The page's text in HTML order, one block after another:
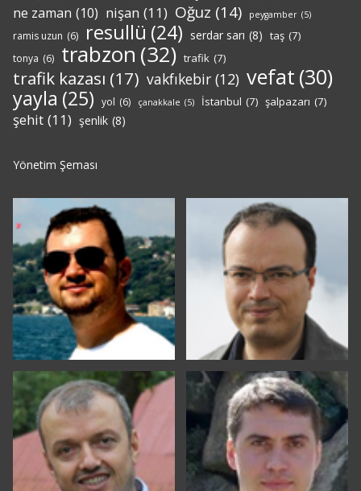
ne zaman (10) nişan (11) Oğuz (14) peygamber (5)
ramis uzun (6) resullü (24) serdar sarı (8) taş (7)
tonya (6) trabzon (32) trafik (7)
trafik kazası (17) vakfıkebir (12) vefat (30)
yayla (25) yol (6) çanakkale (5) İstanbul (7) şalpazarı (7)
şehit (11) şenlik (8)
Yönetim Şeması